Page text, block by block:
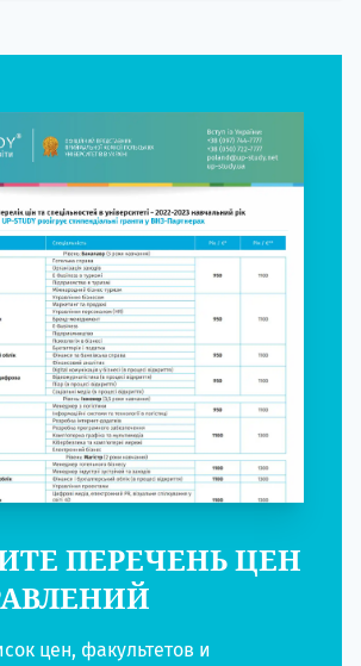
ПЕРЕЧЕНЬ ЦЕН
цен, факультетов и